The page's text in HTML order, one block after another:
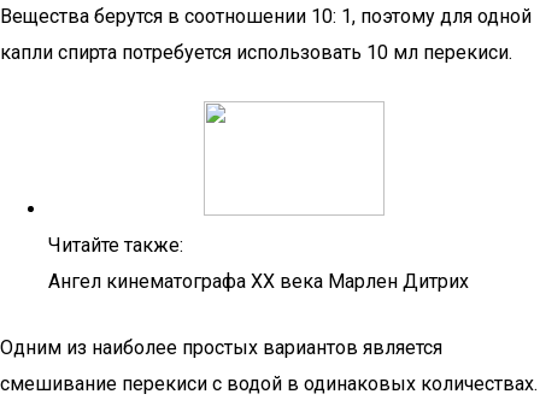
Вещества берутся в соотношении 10: 1, поэтому для одной
капли спирта потребуется использовать 10 мл перекиси.
Читайте также:
Ангел кинематографа XX века Марлен Дитрих
Одним из наиболее простых вариантов является
смешивание перекиси с водой в одинаковых количествах.